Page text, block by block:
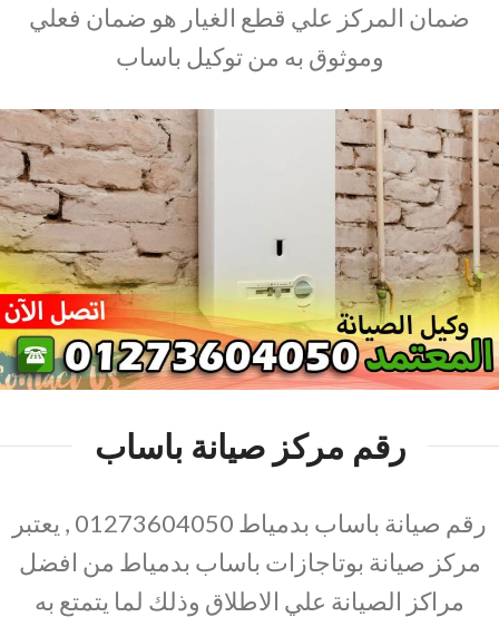
ضمان المركز علي قطع الغيار هو ضمان فعلي
وموثوق به من توكيل باساب
رقم مركز صيانة باساب
رقم صيانة باساب بدمياط 01273604050 , يعتبر
مركز صيانة بوتاجازات باساب بدمياط من افضل
مراكز الصيانة علي الاطلاق وذلك لما يتمتع به